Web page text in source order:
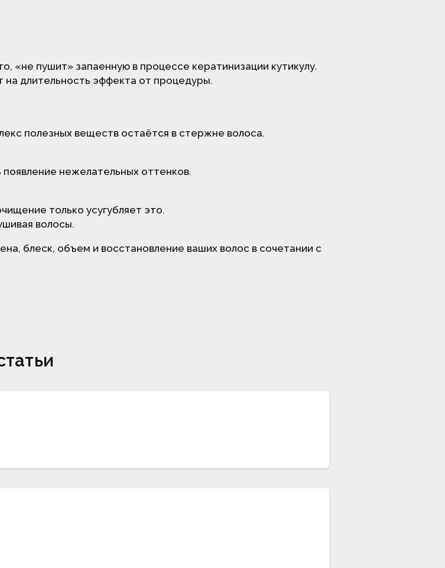
«не пушит» запаенную в процессе кератинизации кутикулу.
длительность эффекта от процедуры.
полезных веществ остаётся в стержне волоса.
нежелательных оттенков.
только усугубляет это.
волосы.
блеск, объем и восстановление ваших волос в сочетании с